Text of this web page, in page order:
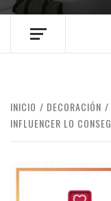
INICIO DECORACIÓN
INFLUENCER LO